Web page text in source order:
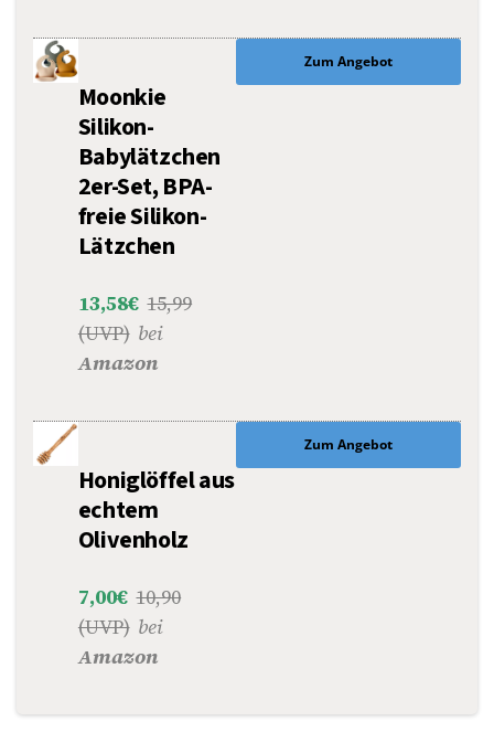
Moonkie
Silikon-
Babylätzchen
2er-Set, BPA-
freie Silikon-
Lätzchen
13,58€ 15,99
(UVP) bei
Amazon
Zum Angebot
Honiglöffel aus
echtem
Olivenholz
7,00€ 10,90
(UVP) bei
Amazon
Zum Angebot